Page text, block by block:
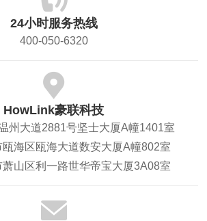
24小时服务热线
400-050-6320
HowLink豪联科技
州大道2881号坚士大厦A幢1401室
海区瓯海大道数安大厦A幢802室
山区利一路世华帝宝大厦3A08室